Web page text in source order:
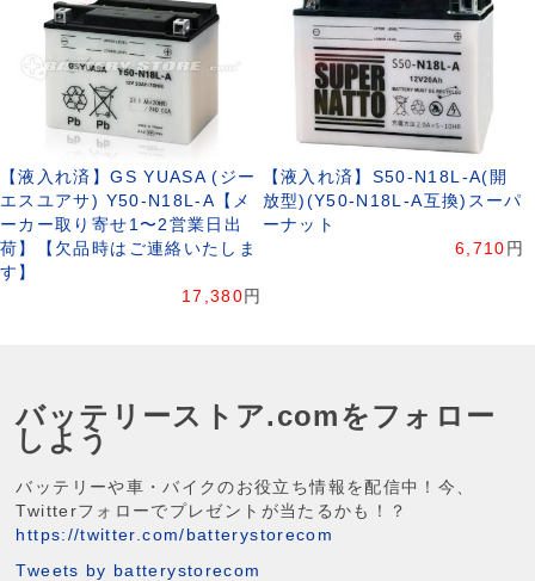
【液入れ済】GS YUASA (ジー
エスユアサ) Y50-N18L-A【メ
ーカー取り寄せ1〜2営業日出
荷】【欠品時はご連絡いたしま
す】
17,380 円
【液入れ済】S50-N18L-A(開
放型)(Y50-N18L-A互換)スーパ
ーナット
6,710 円
バッテリーストア.comをフォロー
しよう
バッテリーや車・バイクのお役立ち情報を配信中！今、
Twitterフォローでプレゼントが当たるかも！？
https://twitter.com/batterystorecom
Tweets by batterystorecom